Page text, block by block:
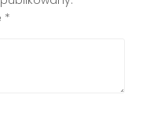
*